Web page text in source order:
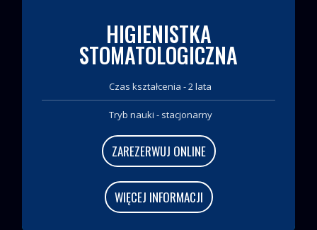
HIGIENISTKA
STOMATOLOGICZNA
Czas kształcenia - 2 lata
Tryb nauki - stacjonarny
ZAREZERWUJ ONLINE
WIĘCEJ INFORMACJI